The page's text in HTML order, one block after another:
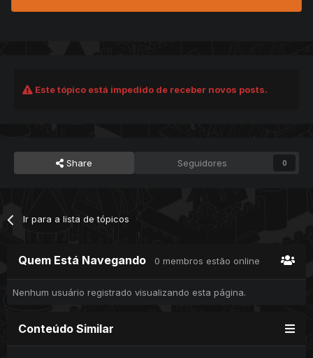
Este tópico está impedido de receber novos posts.
Share Seguidores 0
Ir para a lista de tópicos
Quem Está Navegando 0 membros estão online
Nenhum usuário registrado visualizando esta página.
Conteúdo Similar